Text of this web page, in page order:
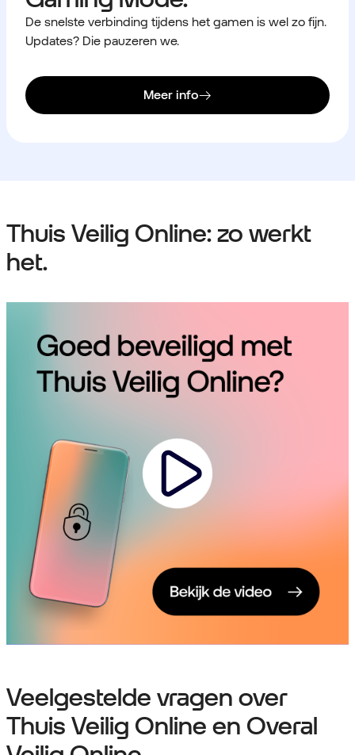
De snelste verbinding tijdens het gamen is wel zo fijn.
Updates? Die pauzeren we.
Meer info
Thuis Veilig Online: zo werkt
het.
Veelgestelde vragen over
Thuis Veilig Online en Overal